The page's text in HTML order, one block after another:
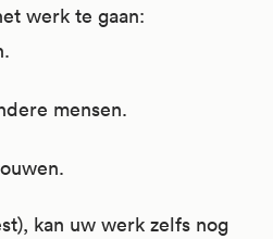
werk te gaan:
mensen.
kan uw werk zelfs nog